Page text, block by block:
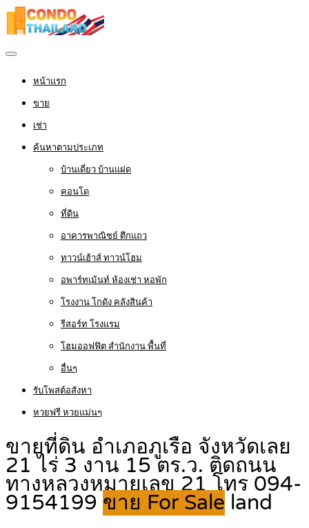
หน้าแรก
ขาย
เช่า
ค้นหาตามประเภท
บ้านเดี่ยว บ้านแฝด
คอนโด
ที่ดิน
อาคารพาณิชย์ ตึกแถว
ทาวน์เฮ้าส์ ทาวน์โฮม
อพาร์ทเม้นท์ ห้องเช่า หอพัก
โรงงาน โกดัง คลังสินค้า
รีสอร์ท โรงแรม
โฮมออฟฟิต สำนักงาน พื้นที่
อื่นๆ
รับโพสต์อสังหา
หวยฟรี หวยแม่นๆ
ขายที่ดิน อำเภอภูเรือ จังหวัดเลย
21 ไร่ 3 งาน 15 ตร.ว. ติดถนน
ทางหลวงหมายเลข 21 โทร 094-
9154199 ขาย For Sale land